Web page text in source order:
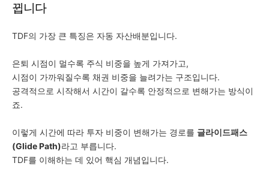
뀝니다
TDF의 가장 큰 특징은 자동 자산배분입니다.
은퇴 시점이 멀수록 주식 비중을 높게 가져가고,
시점이 가까워질수록 채권 비중을 늘려가는 구조입니다.
공격적으로 시작해서 시간이 갈수록 안정적으로 변해가는 방식이
죠.
이렇게 시간에 따라 투자 비중이 변해가는 경로를 글라이드패스
(Glide Path)라고 부릅니다.
TDF를 이해하는 데 있어 핵심 개념입니다.